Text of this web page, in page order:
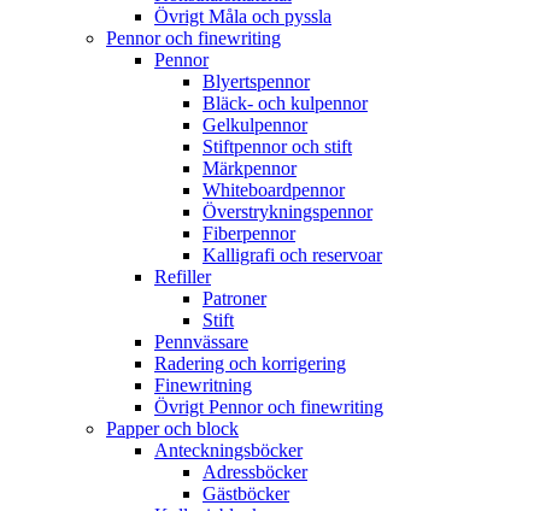
Övrigt Måla och pyssla
Pennor och finewriting
Pennor
Blyertspennor
Bläck- och kulpennor
Gelkulpennor
Stiftpennor och stift
Märkpennor
Whiteboardpennor
Överstrykningspennor
Fiberpennor
Kalligrafi och reservoar
Refiller
Patroner
Stift
Pennvässare
Radering och korrigering
Finewritning
Övrigt Pennor och finewriting
Papper och block
Anteckningsböcker
Adressböcker
Gästböcker